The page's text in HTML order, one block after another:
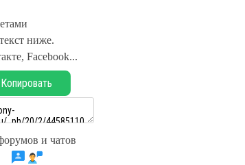
ниже.
Facebook...
Копировать
и чатов